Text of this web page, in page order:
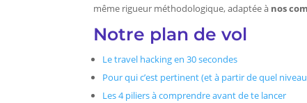
même rigueur méthodologique, adaptée à nos
Notre plan de vol
Le travel hacking en 30 secondes
Pour qui c’est pertinent (et à partir de quel
Les 4 piliers à comprendre avant de te lancer